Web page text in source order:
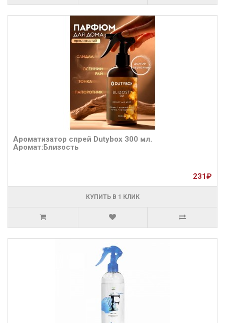
Ароматизатор спрей Dutybox 300 мл.
Аромат:Близость
..
231₽
КУПИТЬ В 1 КЛИК